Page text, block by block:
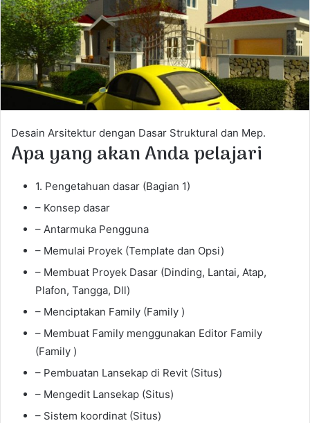
e
m
a
l
Desain Arsitektur dengan Dasar Struktural dan Mep.
Apa yang akan Anda pelajari
1. Pengetahuan dasar (Bagian 1)
– Konsep dasar
– Antarmuka Pengguna
– Memulai Proyek (Template dan Opsi)
– Membuat Proyek Dasar (Dinding, Lantai, Atap,
Plafon, Tangga, Dll)
– Menciptakan Family (Family )
– Membuat Family menggunakan Editor Family
(Family )
– Pembuatan Lansekap di Revit (Situs)
– Mengedit Lansekap (Situs)
– Sistem koordinat (Situs)